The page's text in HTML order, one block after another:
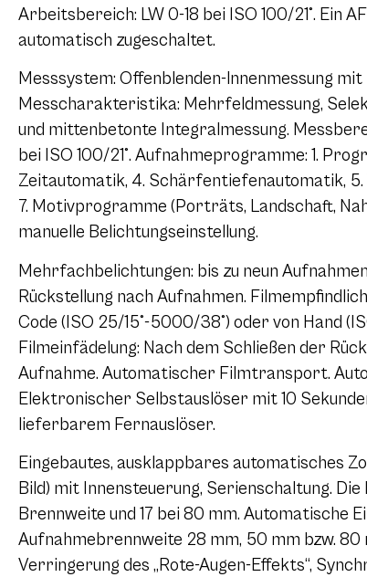
Arbeitsbereich: LW 0-18 bei ISO 100/21°. Ein
automatisch zugeschaltet.
Messsystem: Offenblenden-lnnenmessung
Messcharakteristika: Mehrfeldmessung,
und mittenbetonte Integralmessung.
bei ISO 100/21°. Aufnahmeprogramme: 1.
Zeitautomatik, 4. Schärfentiefenautomatik,
7. Motivprogramme (Porträts, Landschaft,
manuelle Belichtungseinstellung.
Mehrfachbelichtungen: bis zu neun
Rückstellung nach Aufnahmen.
Code (ISO 25/15°-5000/38°) oder von Hand
Filmeinfädelung: Nach dem Schließen der
Aufnahme. Automatischer Filmtransport.
Elektronischer Selbstauslöser mit 10
lieferbarem Fernauslöser.
Eingebautes, ausklappbares automatisches
Bild) mit Innensteuerung, Serienschaltung. Die
Brennweite und 17 bei 80 mm. Automatische
Aufnahmebrennweite 28 mm, 50 mm bzw. 80
Verringerung des „Rote-Augen-Effekts“,